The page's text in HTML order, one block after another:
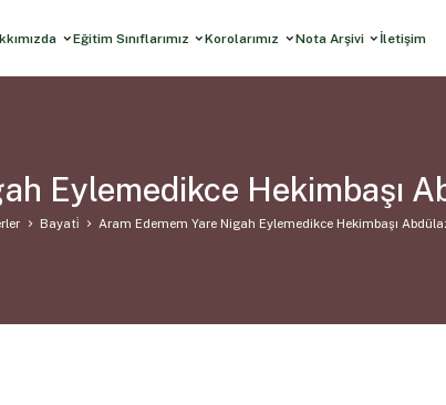
Eğitim Sınıflarımız Korolarımız Nota Arşivi İletişim
Eylemedikce Hekimbaşı
Bayati̇ Aram Edemem Yare Nigah Eylemedikce Hekimbaşı